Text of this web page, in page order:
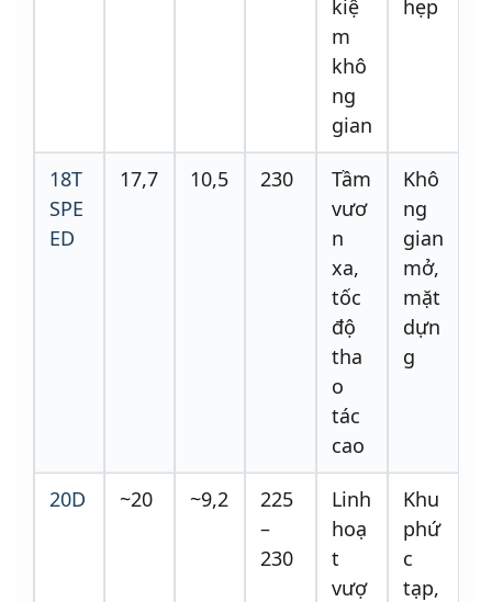
kiệ
m
khô
ng
gian
hẹp
18T
SPE
ED
17,7 10,5 230
Tầm
vươ
n
xa,
tốc
độ
tha
o
tác
cao
Khô
ng
gian
mở,
mặt
dựn
g
20D ~20 ~9,2
225
–
230
Linh
hoạ
t
vượ
Khu
phứ
c
tạp,